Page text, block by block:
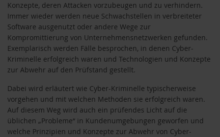
Konzepte, deren Attacken vorzubeugen und zu verhindern.
Immer wieder werden neue Schwachstellen in verbreiteter
Software ausgenutzt oder andere Wege zur
Kompromittierung von Unternehmensnetzwerken gefunden.
Exemplarisch werden Fälle besprochen, in denen Cyber-
Kriminelle erfolgreich waren und Technologien und Konzepte
zur Abwehr auf den Prüfstand gestellt.
Dabei wird erläutert wie Cyber-Kriminelle typischerweise
vorgehen und mit welchen Methoden sie erfolgreich waren.
Auf diesem Weg wird auch ein prüfendes Licht auf die
üblichen „Probleme“ in Kundenumgebungen geworfen und
welche Prinzipien und Konzepte zur Abwehr von Cyber-